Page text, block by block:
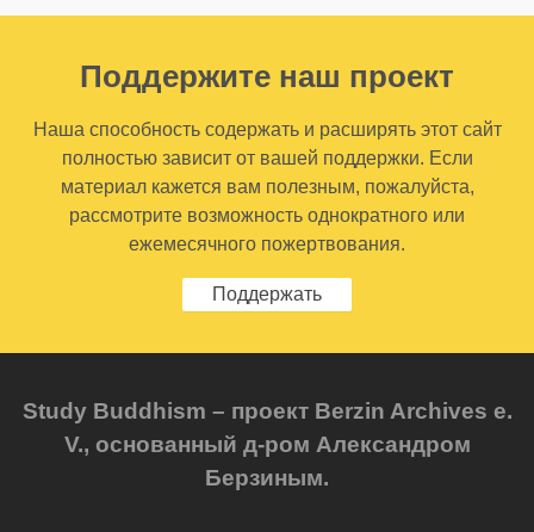
Поддержите наш проект
Наша способность содержать и расширять этот сайт
полностью зависит от вашей поддержки. Если
материал кажется вам полезным, пожалуйста,
рассмотрите возможность однократного или
ежемесячного пожертвования.
Поддержать
Study Buddhism – проект Berzin Archives e.
V., основанный д-ром Александром
Берзиным.